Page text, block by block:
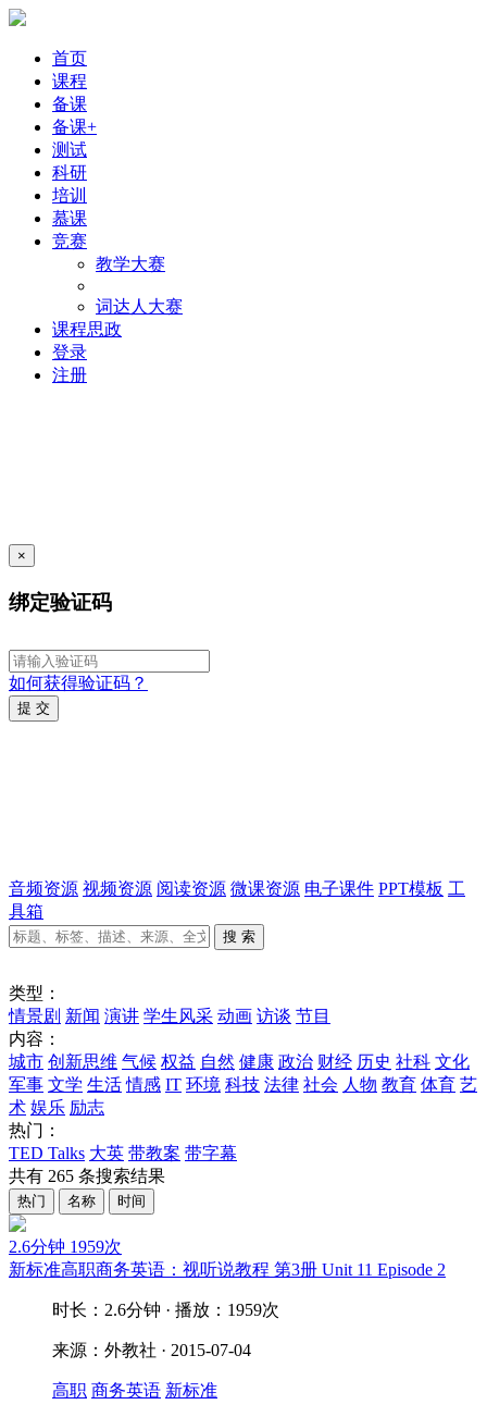
首页
课程
备课
备课+
测试
科研
培训
慕课
竞赛
教学大赛
词达人大赛
课程思政
登录
注册
×
绑定验证码
如何获得验证码？
提 交
音频资源 视频资源 阅读资源 微课资源 电子课件 PPT模板 工
具箱
搜 索
类型：
情景剧 新闻 演讲 学生风采 动画 访谈 节目
内容：
城市 创新思维 气候 权益 自然 健康 政治 财经 历史 社科 文化
军事 文学 生活 情感 IT 环境 科技 法律 社会 人物 教育 体育 艺
术 娱乐 励志
热门：
TED Talks 大英 带教案 带字幕
共有 265 条搜索结果
热门 名称 时间
2.6分钟 1959次
新标准高职商务英语：视听说教程 第3册 Unit 11 Episode 2
时长：2.6分钟 · 播放：1959次
来源：外教社 · 2015-07-04
高职 商务英语 新标准